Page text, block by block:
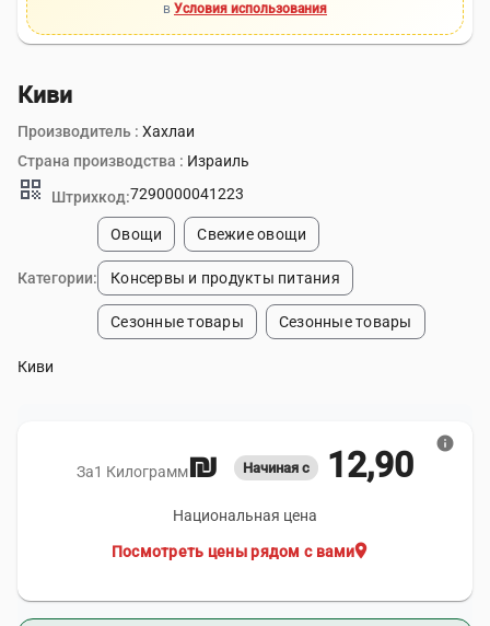
в Условия использования
Киви
Производитель : Хахлаи
Страна производства : Израиль
qr_code Штрихкод:7290000041223
Категории:
Овощи Свежие овощи
Консервы и продукты питания
Сезонные товары Сезонные товары
Киви
Начиная с 12,90 ₪
За1 Килограмм
Национальная цена
location_on
Посмотреть цены рядом с вами
info